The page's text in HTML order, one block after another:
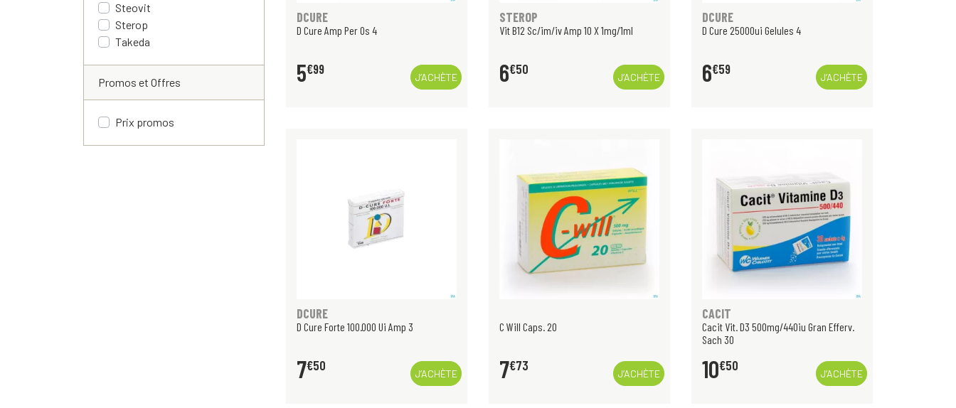
Steovit
Sterop
Takeda
Promos et Offres
Prix promos
DCURE
D Cure Amp Per Os 4
5€99
J’ACHÈTE
STEROP
Vit B12 Sc/im/iv Amp 10 X 1mg/1ml
6€50
J’ACHÈTE
DCURE
D Cure 25000ui Gelules 4
6€59
J’ACHÈTE
DCURE
D Cure Forte 100.000 Ui Amp 3
7€50
J’ACHÈTE
C Will Caps. 20
7€73
J’ACHÈTE
CACIT
Cacit Vit. D3 500mg/440iu Gran Efferv.
Sach 30
10€50
J’ACHÈTE